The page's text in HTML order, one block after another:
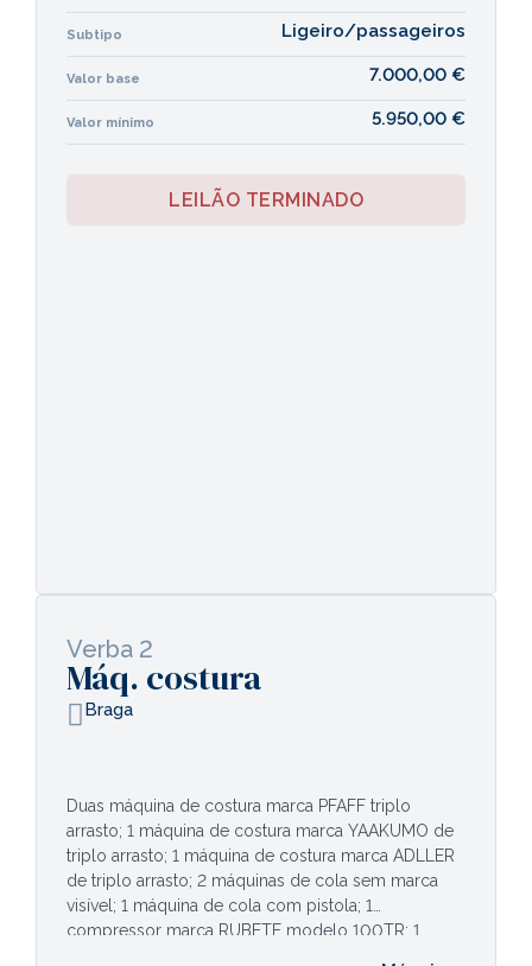
Subtipo Ligeiro/passageiros
Valor base 7.000,00 €
Valor mínimo 5.950,00 €
LEILÃO TERMINADO
Verba 2
Máq. costura
Braga
Duas máquina de costura marca PFAFF triplo
arrasto; 1 máquina de costura marca YAAKUMO de
triplo arrasto; 1 máquina de costura marca ADLLER
de triplo arrasto; 2 máquinas de cola sem marca
visível; 1 máquina de cola com pistola; 1
compressor marca RUBETE modelo 100TR; 1